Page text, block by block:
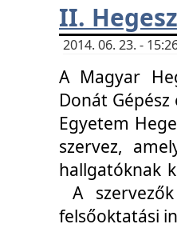
II.
2014. 06. 23. -
A Magyar
Donát
Egyetem
szervez,
hallgatóknak
A
felsőoktatási